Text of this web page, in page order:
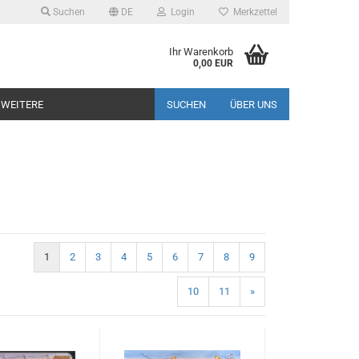
Suchen DE Login Merkzettel
Ihr Warenkorb
0,00 EUR
SUCHEN ÜBER UNS
WEITERE
1 2 3 4 5 6 7 8 9
10 11 »